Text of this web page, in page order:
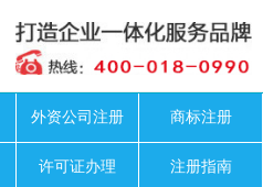
外资公司注册 商标注册
许可证办理 注册指南